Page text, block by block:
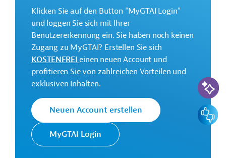
Weitere Informationen über das
Jahresaktionsprogramm finden Sie in den
Originaldokumenten, die zum Download bereitstehen.
Bei Fragen wenden Sie sich bitte an das Brüsseler Büro
von Germany Trade & Invest unter projekte@gtai.de.
Geberbeitrag:
40 Millionen Euro
Kontaktadresse
Klicken Sie auf den Button "MyGTAI Login"
und loggen Sie sich mit Ihrer
Benutzererkennung ein. Sie haben noch keinen
Zugang zu MyGTAI? Erstellen Sie sich
KOSTENFREIeinen neuen Account und
profitieren Sie von zahlreichen Vorteilen und
exklusiven Inhalten.
Neuen Account erstellen
MyGTAI Login
KI-